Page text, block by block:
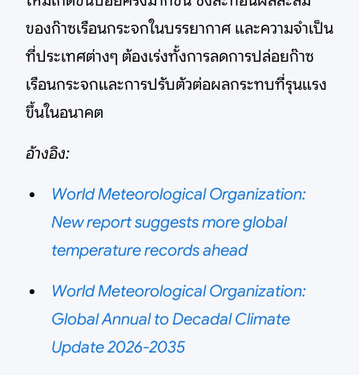
ของก๊าซเรือนกระจกในบรรยากาศ และความจำเป็น
ที่ประเทศต่างๆ ต้องเร่งทั้งการลดการปล่อยก๊าซ
เรือนกระจกและการปรับตัวต่อผลกระทบที่รุนแรง
ขึ้นในอนาคต
อ้างอิง:
World Meteorological Organization:
New report suggests more global
temperature records ahead
World Meteorological Organization:
Global Annual to Decadal Climate
Update 2026-2035